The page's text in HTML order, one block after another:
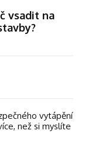
vsadit na
vytápění
než si myslíte